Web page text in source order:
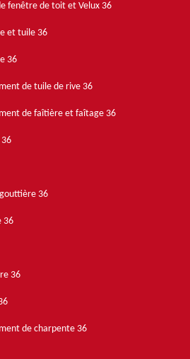
fenêtre de toit et Velux 36
et tuile 36
36
de tuile de rive 36
de faîtière et faîtage 36
36
36
36
de charpente 36